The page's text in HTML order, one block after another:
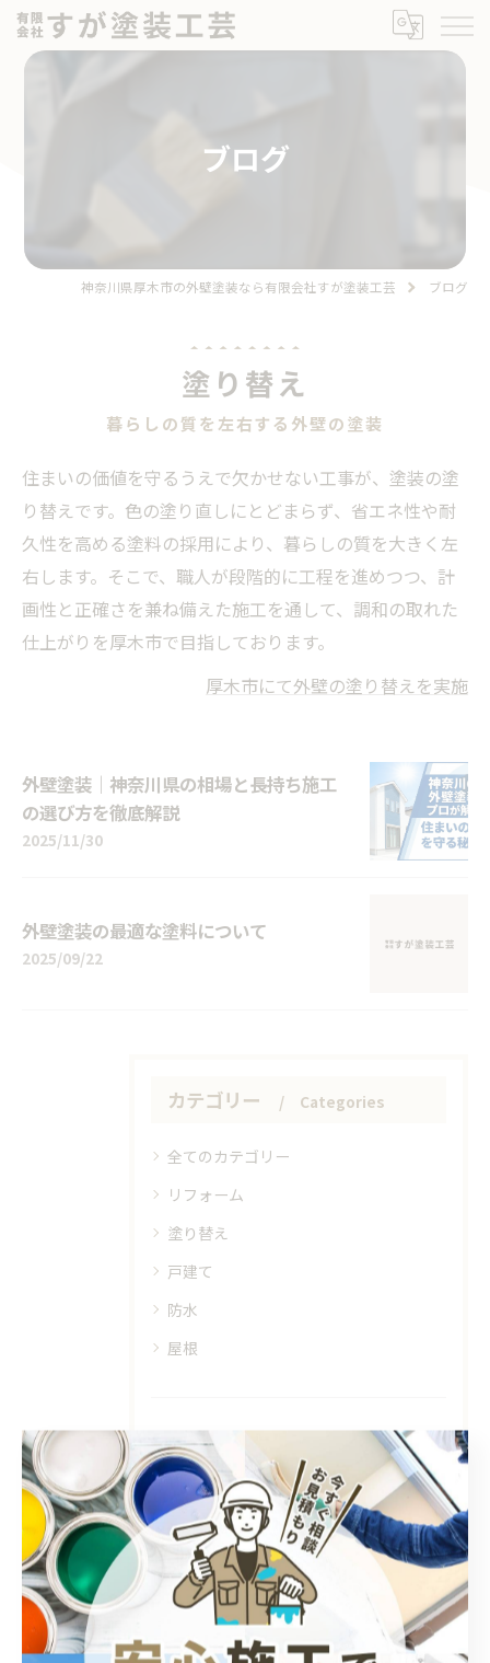
ブログ
神奈川県厚木市の外壁塗装なら有限会社すが塗装工芸 ブログ
塗り替え
暮らしの質を左右する外壁の塗装
住まいの価値を守るうえで欠かせない工事が、塗装の塗
り替えです。色の塗り直しにとどまらず、省エネ性や耐
久性を高める塗料の採用により、暮らしの質を大きく左
右します。そこで、職人が段階的に工程を進めつつ、計
画性と正確さを兼ね備えた施工を通して、調和の取れた
仕上がりを厚木市で目指しております。
厚木市にて外壁の塗り替えを実施
外壁塗装｜神奈川県の相場と長持ち施工
の選び方を徹底解説
2025/11/30
外壁塗装の最適な塗料について
2025/09/22
カテゴリー Categories
全てのカテゴリー
リフォーム
塗り替え
戸建て
防水
屋根
最近の投稿 Recent Posts
2025/11/30
外壁塗装｜神奈川県の相場と長持ち施工の選び方を徹底解説